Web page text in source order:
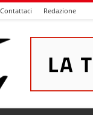
Contattaci Redazione